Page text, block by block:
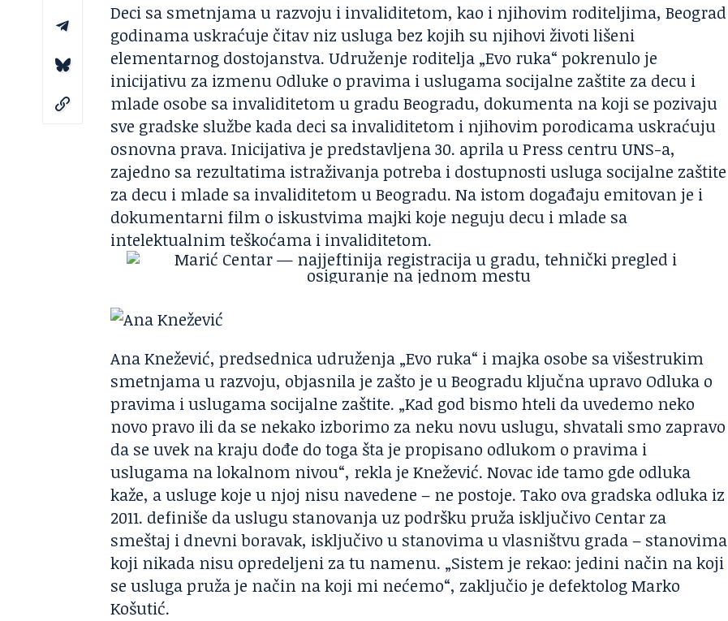
Deci sa smetnjama u razvoju i invaliditetom, kao i njihovim roditeljima, Beograd
godinama uskraćuje čitav niz usluga bez kojih su njihovi životi lišeni
elementarnog dostojanstva. Udruženje roditelja „Evo ruka“ pokrenulo je
inicijativu za izmenu Odluke o pravima i uslugama socijalne zaštite za decu i
mlade osobe sa invaliditetom u gradu Beogradu, dokumenta na koji se pozivaju
sve gradske službe kada deci sa invaliditetom i njihovim porodicama uskraćuju
osnovna prava. Inicijativa je predstavljena 30. aprila u Press centru UNS-a,
zajedno sa rezultatima istraživanja potreba i dostupnosti usluga socijalne zaštite
za decu i mlade sa invaliditetom u Beogradu. Na istom događaju emitovan je i
dokumentarni film o iskustvima majki koje neguju decu i mlade sa
intelektualnim teškoćama i invaliditetom.
Ana Knežević, predsednica udruženja „Evo ruka“ i majka osobe sa višestrukim
smetnjama u razvoju, objasnila je zašto je u Beogradu ključna upravo Odluka o
pravima i uslugama socijalne zaštite. „Kad god bismo hteli da uvedemo neko
novo pravo ili da se nekako izborimo za neku novu uslugu, shvatali smo zapravo
da se uvek na kraju dođe do toga šta je propisano odlukom o pravima i
uslugama na lokalnom nivou“, rekla je Knežević. Novac ide tamo gde odluka
kaže, a usluge koje u njoj nisu navedene – ne postoje. Tako ova gradska odluka iz
2011. definiše da uslugu stanovanja uz podršku pruža isključivo Centar za
smeštaj i dnevni boravak, isključivo u stanovima u vlasništvu grada – stanovima
koji nikada nisu opredeljeni za tu namenu. „Sistem je rekao: jedini način na koji
se usluga pruža je način na koji mi nećemo“, zaključio je defektolog Marko
Košutić.